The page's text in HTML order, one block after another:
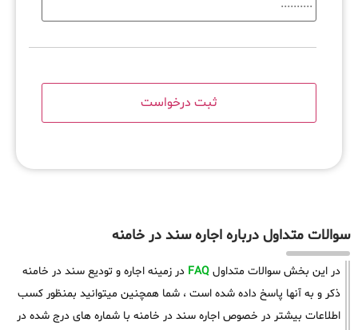
سوالات متداول درباره اجاره سند در خامنه
در این بخش سوالات متداول FAQ در زمینه اجاره و تودیع سند در خامنه
ذکر و به آنها پاسخ داده شده است ، شما همچنین میتوانید بمنظور کسب
اطلاعات بیشتر در خصوص اجاره سند در خامنه با شماره های درج شده در